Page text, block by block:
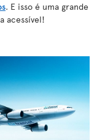
. E isso é uma grande
acessível!